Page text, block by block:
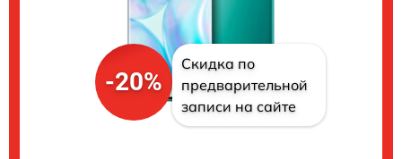
-20%
Скидка по
предварительной
записи на сайте